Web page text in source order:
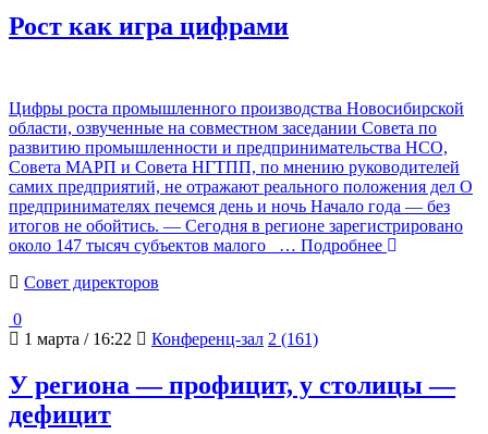
Рост как игра цифрами
Цифры роста промышленного производства Новосибирской
области, озвученные на совместном заседании Совета по
развитию промышленности и предпринимательства НСО,
Совета МАРП и Совета НГТПП, по мнению руководителей
самих предприятий, не отражают реального положения дел О
предпринимателях печемся день и ночь Начало года — без
итогов не обойтись. — Сегодня в регионе зарегистрировано
около 147 тысяч субъектов малого
… Подробнее
Cовет директоров
0
1 марта / 16:22
Конференц-зал 2 (161)
У региона — профицит, у столицы —
дефицит